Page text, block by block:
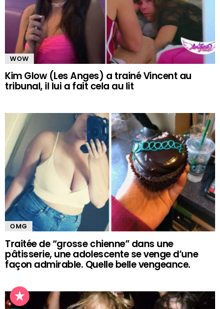
WOW
Kim Glow (Les Anges) a trainé Vincent au
tribunal, il lui a fait cela au lit
OMG
Traitée de “grosse chienne” dans une
pâtisserie, une adolescente se venge d’une
façon admirable. Quelle belle vengeance.